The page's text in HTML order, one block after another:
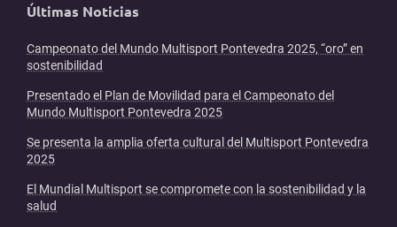
Últimas Noticias
Campeonato del Mundo Multisport Pontevedra 2025, “oro” en
sostenibilidad
Presentado el Plan de Movilidad para el Campeonato del
Mundo Multisport Pontevedra 2025
Se presenta la amplia oferta cultural del Multisport Pontevedra
2025
El Mundial Multisport se compromete con la sostenibilidad y la
salud